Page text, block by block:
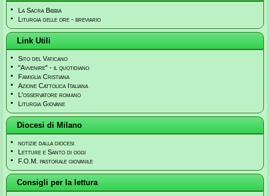
La Sacra Bibbia
Liturgia delle ore - breviario
Link Utili
Sito del Vaticano
"Avvenire" - il quotidiano
Famiglia Cristiana
Azione Cattolica Italiana
L'osservatore romano
Liturgia Giovane
Diocesi di Milano
notizie dalla diocesi
Letture e Santo di oggi
F.O.M. pastorale giovanile
Consigli per la lettura